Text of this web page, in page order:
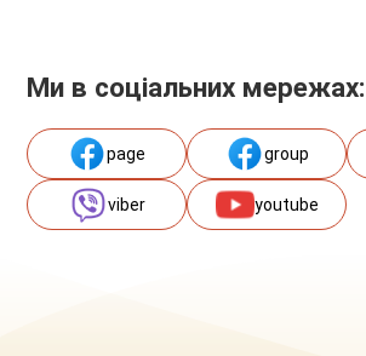
Ми в соціальних мережах:
page group
viber youtube